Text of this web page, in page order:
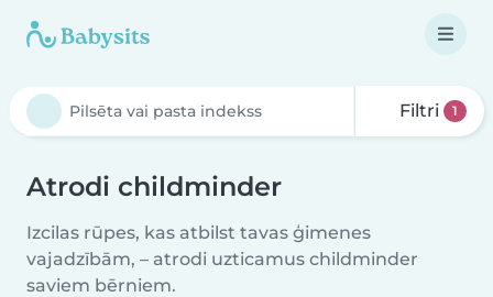
Filtri 1
Atrodi childminder
Izcilas rūpes, kas atbilst tavas ģimenes
vajadzībām, – atrodi uzticamus childminder
saviem bērniem.